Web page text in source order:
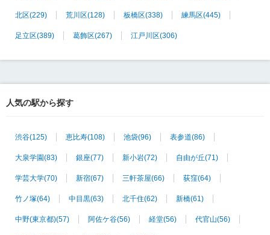
北区(229) 荒川区(128) 板橋区(338) 練馬区(445)
足立区(389) 葛飾区(267) 江戸川区(306)
人気の駅から探す
渋谷(125) 恵比寿(108) 池袋(96) 表参道(86)
大泉学園(83) 銀座(77) 新小岩(72) 自由が丘(71)
学芸大学(70) 新宿(67) 三軒茶屋(66) 荻窪(64)
竹ノ塚(64) 中目黒(63) 北千住(62) 新橋(61)
中野(東京都)(57) 阿佐ケ谷(56) 経堂(56) 代官山(56)